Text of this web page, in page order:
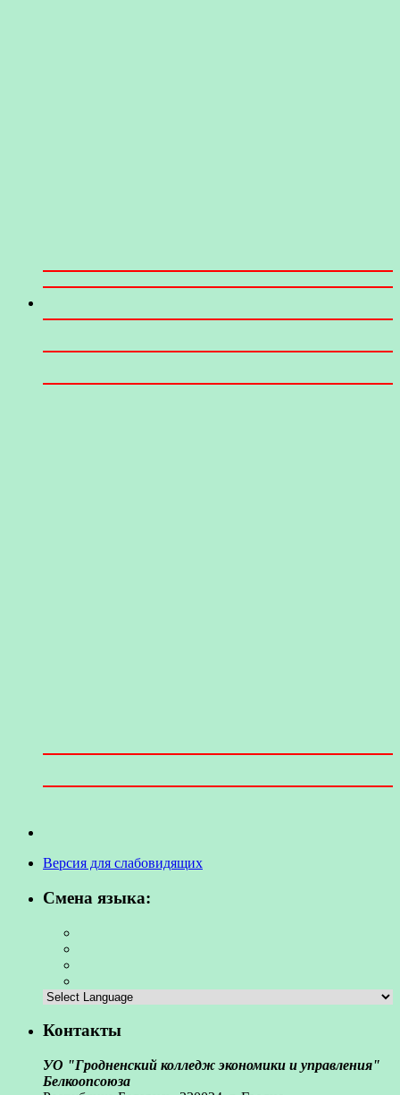
Версия для слабовидящих
Смена языка:
Контакты
УО "Гродненский колледж экономики и управления"
Белкоопсоюза